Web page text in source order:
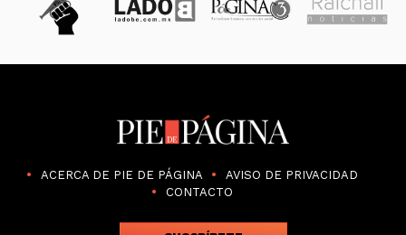
ACERCA DE PIE DE PÁGINA
AVISO DE PRIVACIDAD
CONTACTO